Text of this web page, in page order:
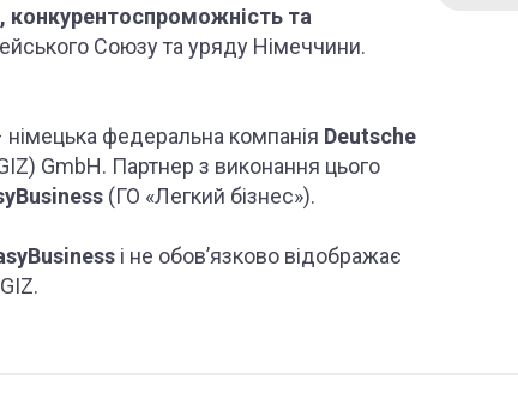
конкурентоспроможність та
Союзу та уряду Німеччини.
федеральна компанія Deutsche
GmbH. Партнер з виконання цього
(ГО «Легкий бізнес»).
і не обов’язково відображає